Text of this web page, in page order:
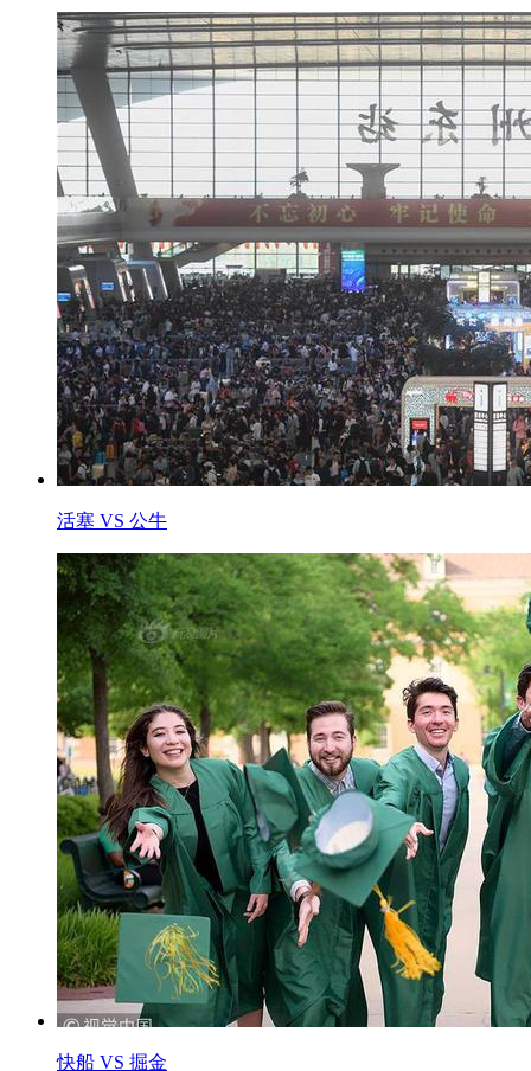
活塞 VS 公牛
快船 VS 掘金